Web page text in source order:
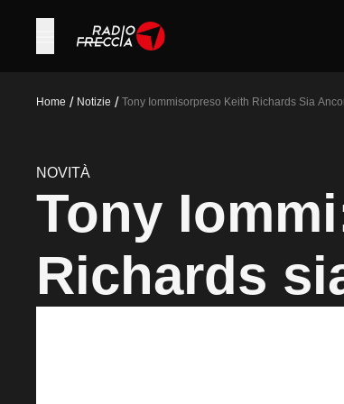
Home / Notizie / Tony Iommisorpreso Keith Richards Sia
NOVITÀ
Tony
Richards